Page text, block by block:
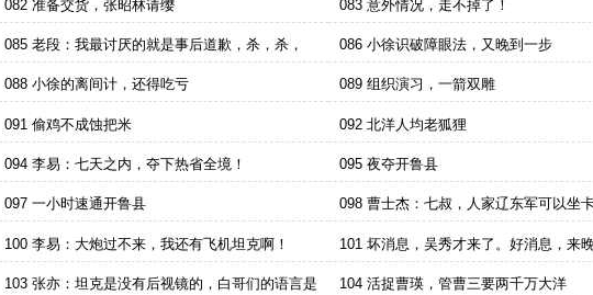
082 准备交货，张昭林请缨 083 意外情况，走不掉了！
085 老段：我最讨厌的就是事后道歉，杀，杀，
杀！
086 小徐识破障眼法，又晚到一步
088 小徐的离间计，还得吃亏 089 组织演习，一箭双雕
091 偷鸡不成蚀把米 092 北洋人均老狐狸
094 李易：七天之内，夺下热省全境！ 095 夜夺开鲁县
097 一小时速通开鲁县 098 曹士杰：七叔，人家辽东军可以坐
100 李易：大炮过不来，我还有飞机坦克啊！ 101 坏消息，吴秀才来了。好消息，来
103 张亦：坦克是没有后视镜的，白哥们的语言是
104 活捉曹瑛，管曹三要两千万大洋